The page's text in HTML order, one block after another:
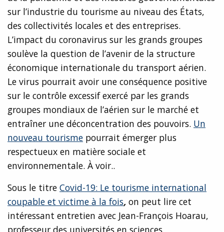
sur l’industrie du tourisme au niveau des États,
des collectivités locales et des entreprises.
L’impact du coronavirus sur les grands groupes
soulève la question de l’avenir de la structure
économique internationale du transport aérien.
Le virus pourrait avoir une conséquence positive
sur le contrôle excessif exercé par les grands
groupes mondiaux de l’aérien sur le marché et
entraîner une déconcentration des pouvoirs. Un
nouveau tourisme pourrait émerger plus
respectueux en matière sociale et
environnementale. À voir..
Sous le titre Covid-19: Le tourisme international
coupable et victime à la fois, on peut lire cet
intéressant entretien avec Jean-François Hoarau,